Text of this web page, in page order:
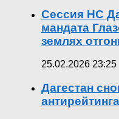
Сессия НС
мандата
землях
25.02.2026 23:25
Дагестан